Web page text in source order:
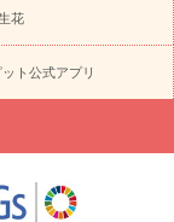
ウ
円～
お祝い・
円～
お供え・お
贈るときのマナー・
花
ト公式アプリ